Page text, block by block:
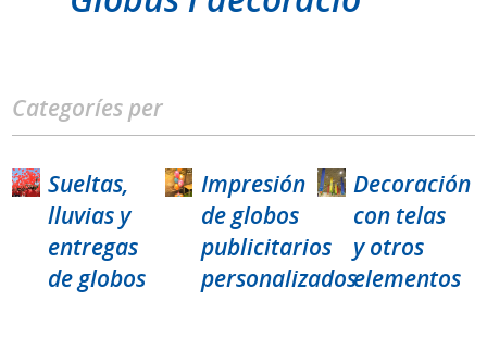
Categoríes per
Sueltas,
lluvias y
entregas
de globos
Impresión
de globos
publicitarios
personalizados
Decoración
con telas
y otros
elementos